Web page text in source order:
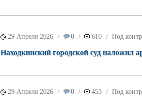
29 Апреля 2026 / 0 / 610 / Под
Находкинский городской суд наложил
29 Апреля 2026 / 0 / 453 / Под